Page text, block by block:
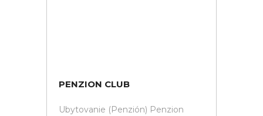
PENZION CLUB
Ubytovanie (Penzión) Penzion